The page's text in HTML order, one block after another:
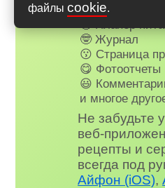
файлы cookie.
📌 Книга
🤩 Планер
🤓 Журнал
😗 Страница
😋 Фотоотчеты
😃
и многое
Не забудьте
веб-
рецепты и
всегда под
Айфон (iOS),